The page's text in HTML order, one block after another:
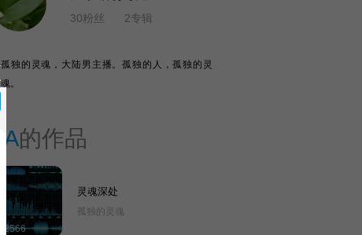
30粉丝 2专辑
孤独的灵魂，大陆男主播。孤独的人，孤独的灵
魂。
TA的作品
2566
灵魂深处
孤独的灵魂